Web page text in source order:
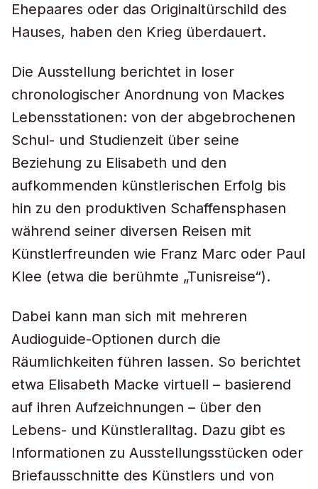
Ehepaares oder das Originaltürschild des
Hauses, haben den Krieg überdauert.
Die Ausstellung berichtet in loser
chronologischer Anordnung von Mackes
Lebensstationen: von der abgebrochenen
Schul- und Studienzeit über seine
Beziehung zu Elisabeth und den
aufkommenden künstlerischen Erfolg bis
hin zu den produktiven Schaffensphasen
während seiner diversen Reisen mit
Künstlerfreunden wie Franz Marc oder Paul
Klee (etwa die berühmte „Tunisreise“).
Dabei kann man sich mit mehreren
Audioguide-Optionen durch die
Räumlichkeiten führen lassen. So berichtet
etwa Elisabeth Macke virtuell – basierend
auf ihren Aufzeichnungen – über den
Lebens- und Künstleralltag. Dazu gibt es
Informationen zu Ausstellungsstücken oder
Briefausschnitte des Künstlers und von